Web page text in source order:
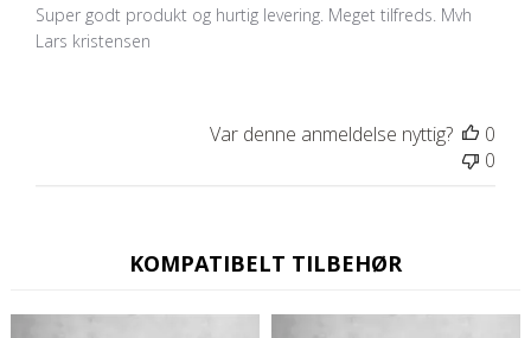
Super godt produkt og hurtig levering. Meget tilfreds. Mvh
Lars kristensen
Var denne anmeldelse nyttig?
0
0
KOMPATIBELT TILBEHØR